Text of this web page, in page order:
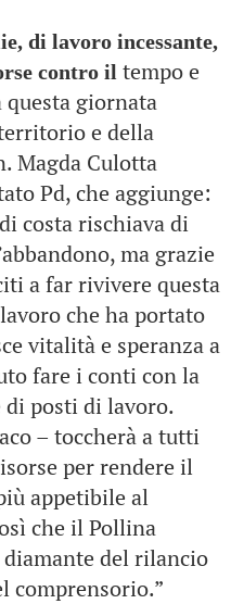
di lavoro incessante,
contro il tempo e
giornata
e della
Magda Culotta
Pd, che aggiunge:
costa rischiava di
ma grazie
a far rivivere questa
che ha portato
vitalità e speranza a
fare i conti con la
di posti di lavoro.
– toccherà a tutti
per rendere il
appetibile al
che il Pollina
del rilancio
comprensorio.”